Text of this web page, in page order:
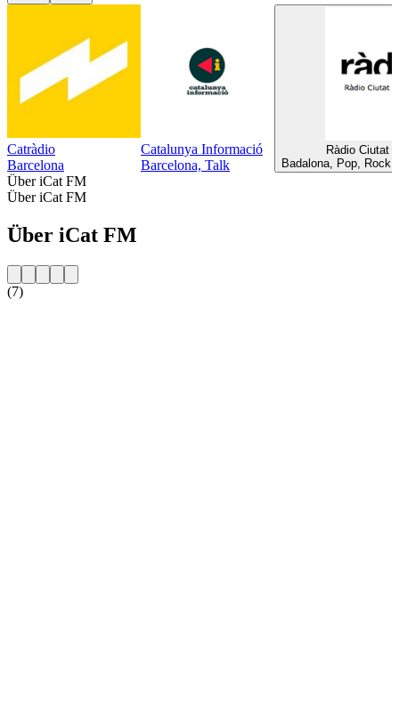
Catràdio
Barcelona
Catalunya Informació
Barcelona, Talk
Ràdio Ciutat
Badalona, Pop,
Über iCat FM
Über iCat FM
Über iCat FM
(7)